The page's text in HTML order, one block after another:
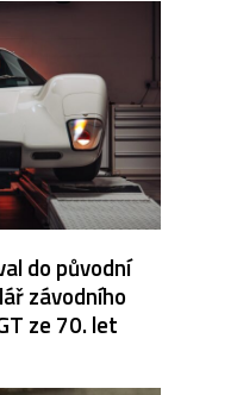
do původní
závodního
ze 70. let